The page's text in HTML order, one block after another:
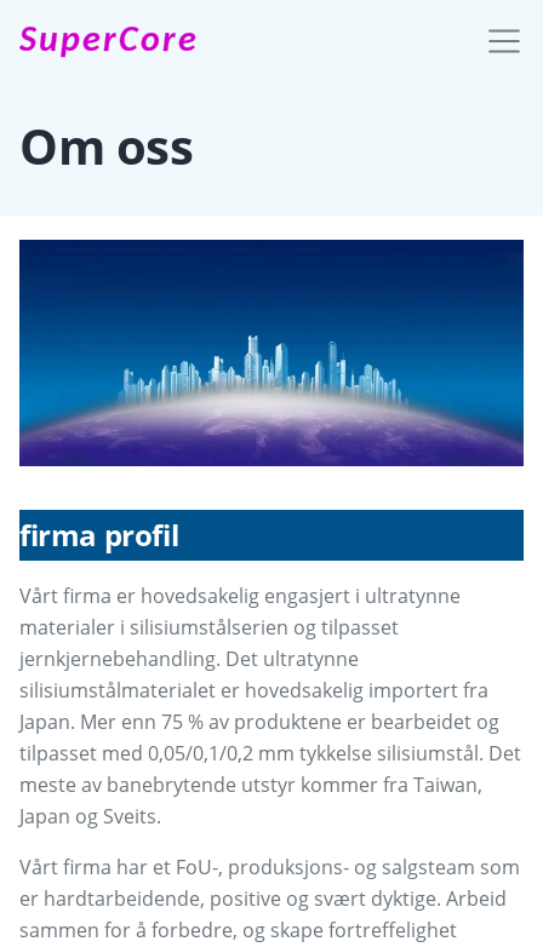
SuperCore
Om oss
firma profil
Vårt firma er hovedsakelig engasjert i ultratynne
materialer i silisiumstålserien og tilpasset
jernkjernebehandling. Det ultratynne
silisiumstålmaterialet er hovedsakelig importert fra
Japan. Mer enn 75 % av produktene er bearbeidet og
tilpasset med 0,05/0,1/0,2 mm tykkelse silisiumstål. Det
meste av banebrytende utstyr kommer fra Taiwan,
Japan og Sveits.
Vårt firma har et FoU-, produksjons- og salgsteam som
er hardtarbeidende, positive og svært dyktige. Arbeid
sammen for å forbedre, og skape fortreffelighet